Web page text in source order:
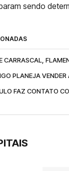
sendo
CARRASCAL,
PLANEJA
FAZ CONTATO